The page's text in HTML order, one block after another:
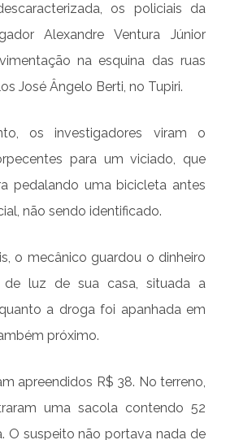
os policiais da
Alexandre Ventura Júnior
na esquina das ruas
José Ângelo Berti, no Tupiri.
os investigadores viram o
para um viciado, que
pedalando uma bicicleta antes
não sendo identificado.
o mecânico guardou o dinheiro
de luz de sua casa, situada a
a droga foi apanhada em
próximo.
apreendidos R$ 38. No terreno,
uma sacola contendo 52
O suspeito não portava nada de